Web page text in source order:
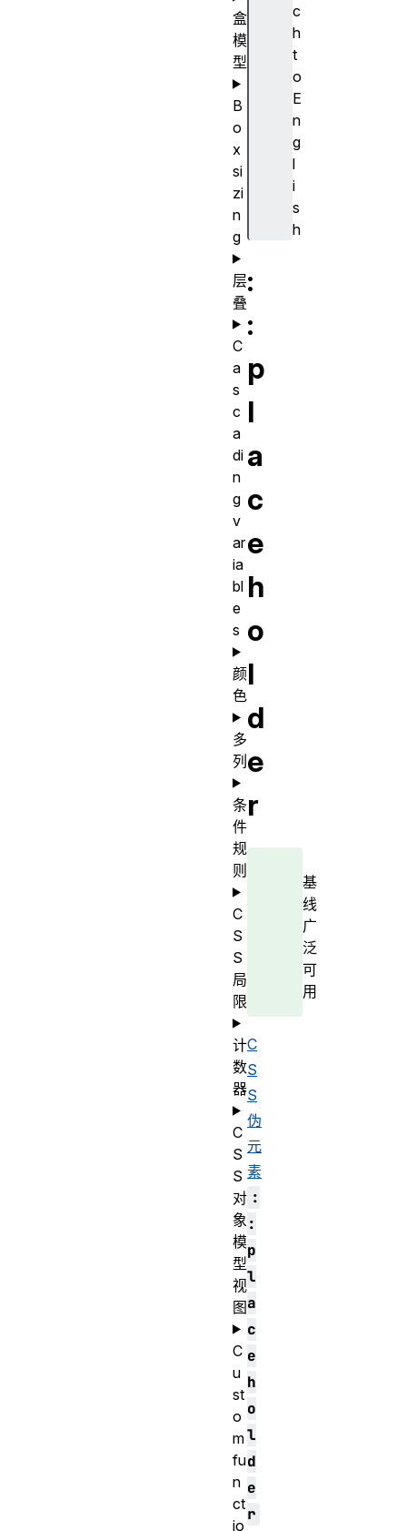
c
h
t
o
E
n
g
l
i
s
h
:
:
p
l
a
c
e
h
o
l
d
e
r
基
线
广
泛
可
用
C
S
S
伪
元
素
:
:
p
l
a
c
e
h
o
l
d
e
r
盒
模
型
B
o
x
si
zi
n
g
层
叠
C
a
s
c
a
di
n
g
v
ar
ia
bl
e
s
颜
色
多
列
条
件
规
则
C
S
S
局
限
计
数
器
C
S
S
对
象
模
型
视
图
C
u
st
o
m
fu
n
ct
io